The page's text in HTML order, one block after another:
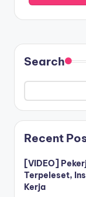
Search
Recent
[VIDEO]
Terpeleset,
Kerja